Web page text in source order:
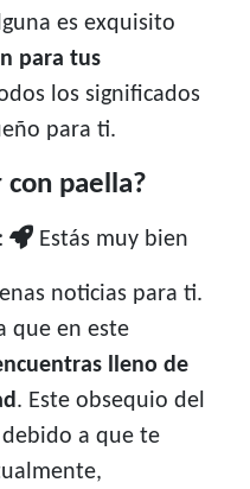
es exquisito
para tus
los significados
para ti.
con paella?
Estás muy bien
noticias para ti.
que en este
lleno de
. Este obsequio del
a que te